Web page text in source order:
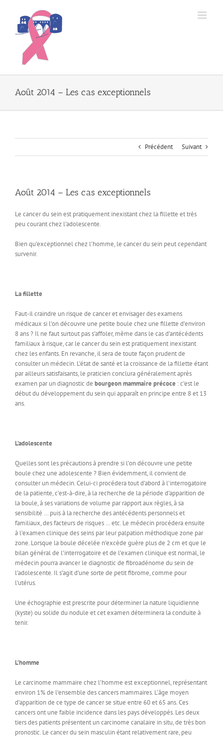
contenu
Août 2014 – Les cas exceptionnels
Précédent Suivant
Août 2014 – Les cas exceptionnels
Le cancer du sein est pratiquement inexistant chez la fillette et très
peu courant chez l’adolescente.
Bien qu’exceptionnel chez l’homme, le cancer du sein peut cependant
survenir.
La fillette
Faut-il craindre un risque de cancer et envisager des examens
médicaux si l’on découvre une petite boule chez une fillette d’environ
8 ans ? Il ne faut surtout pas s’affoler, même dans le cas d’antécédents
familiaux à risque, car le cancer du sein est pratiquement inexistant
chez les enfants. En revanche, il sera de toute façon prudent de
consulter un médecin. L’état de santé et la croissance de la fillette étant
par ailleurs satisfaisants, le praticien conclura généralement après
examen par un diagnostic de bourgeon mammaire précoce : c’est le
début du développement du sein qui apparaît en principe entre 8 et 13
ans.
L’adolescente
Quelles sont les précautions à prendre si l’on découvre une petite
boule chez une adolescente ? Bien évidemment, il convient de
consulter un médecin. Celui-ci procédera tout d’abord à l’interrogatoire
de la patiente, c’est-à-dire, à la recherche de la période d’apparition de
la boule, à ses variations de volume par rapport aux règles, à sa
sensibilité … puis à la recherche des antécédents personnels et
familiaux, des facteurs de risques … etc. Le médecin procédera ensuite
à l’examen clinique des seins par leur palpation méthodique zone par
zone. Lorsque la boule décelée n’excède guère plus de 2 cm et que le
bilan général de l’interrogatoire et de l’examen clinique est normal, le
médecin pourra avancer le diagnostic de fibroadénome du sein de
l’adolescente. Il s’agit d’une sorte de petit fibrome, comme pour
l’utérus.
Une échographie est prescrite pour déterminer la nature liquidienne
(kyste) ou solide du nodule et cet examen déterminera la conduite à
tenir.
L’homme
Le carcinome mammaire chez l’homme est exceptionnel, représentant
environ 1% de l’ensemble des cancers mammaires. L’âge moyen
d’apparition de ce type de cancer se situe entre 60 et 65 ans. Ces
cancers ont une faible incidence dans les pays développés. Les deux
tiers des patients présentent un carcinome canalaire in situ, de très bon
pronostic. Le cancer du sein masculin étant relativement rare, peu